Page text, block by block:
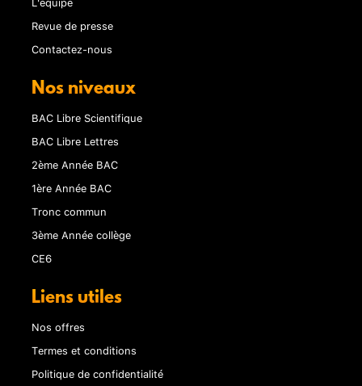
Revue de presse
Contactez-nous
Nos niveaux
BAC Libre Scientifique
BAC Libre Lettres
2ème Année BAC
1ère Année BAC
Tronc commun
3ème Année collège
CE6
Liens utiles
Nos offres
Termes et conditions
Politique de confidentialité